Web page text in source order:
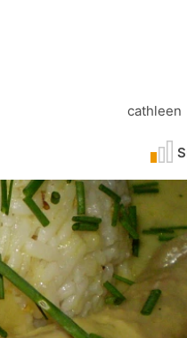
cathleen